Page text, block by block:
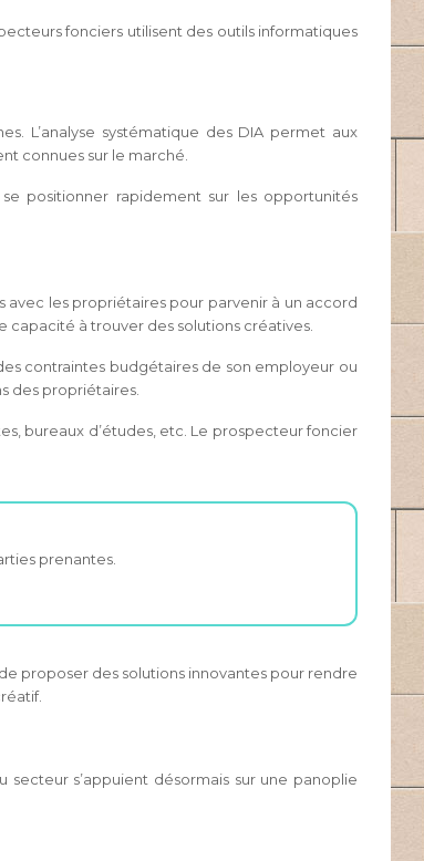
fonciers utilisent des outils informatiques
L’analyse systématique des DIA permet aux
connues sur le marché.
positionner rapidement sur les opportunités
les propriétaires pour parvenir à un accord
à trouver des solutions créatives.
contraintes budgétaires de son employeur ou
des propriétaires.
bureaux d’études, etc. Le prospecteur foncier
prenantes.
proposer des solutions innovantes pour rendre
s’appuient désormais sur une panoplie